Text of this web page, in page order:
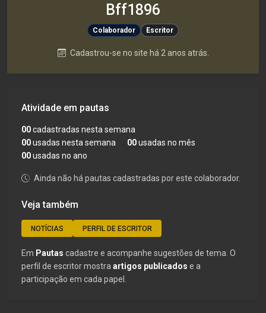
Bff1896
Colaborador Escritor
Cadastrou-se no site há 2 anos atrás.
Atividade em pautas
00cadastradas nesta semana
00usadas nesta semana 00usadas no mês
00usadas no ano
Ainda não há pautas cadastradas por este colaborador.
Veja também
NOTÍCIAS PERFIL DE ESCRITOR
Em Pautas cadastre e acompanhe sugestões de tema. O
perfil de escritor mostra artigos publicados e a
participação em cada papel.